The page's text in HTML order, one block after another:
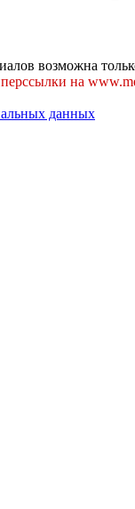
возможна
на
данных